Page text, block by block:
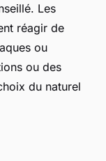
Les
réagir de
ou
ou des
du naturel